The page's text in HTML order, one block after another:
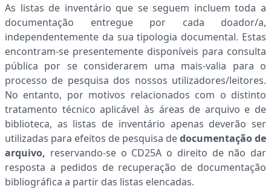
As listas de inventário que se seguem incluem toda a
documentação entregue por cada doador/a,
independentemente da sua tipologia documental. Estas
encontram-se presentemente disponíveis para consulta
pública por se considerarem uma mais-valia para o
processo de pesquisa dos nossos utilizadores/leitores.
No entanto, por motivos relacionados com o distinto
tratamento técnico aplicável às áreas de arquivo e de
biblioteca, as listas de inventário apenas deverão ser
utilizadas para efeitos de pesquisa dedocumentação de
arquivo, reservando-se o CD25A o direito de não dar
resposta a pedidos de recuperação de documentação
bibliográfica a partir das listas elencadas.